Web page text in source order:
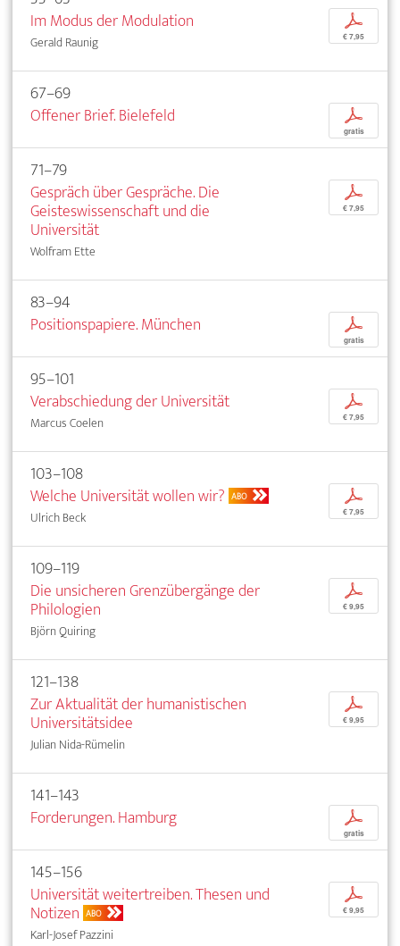
Im Modus der Modulation
Gerald Raunig
p
€ 7,95
67–69
Offener Brief. Bielefeld
p
gratis
71–79
Gespräch über Gespräche. Die
Geisteswissenschaft und die
Universität
Wolfram Ette
p
€ 7,95
83–94
Positionspapiere. München
p
gratis
95–101
Verabschiedung der Universität
Marcus Coelen
p
€ 7,95
103–108
Welche Universität wollen wir? ABO
Ulrich Beck
p
€ 7,95
109–119
Die unsicheren Grenzübergänge der
Philologien
Björn Quiring
p
€ 9,95
121–138
Zur Aktualität der humanistischen
Universitätsidee
Julian Nida-Rümelin
p
€ 9,95
141–143
Forderungen. Hamburg
p
gratis
145–156
Universität weitertreiben. Thesen und
Notizen ABO
Karl-Josef Pazzini
p
€ 9,95